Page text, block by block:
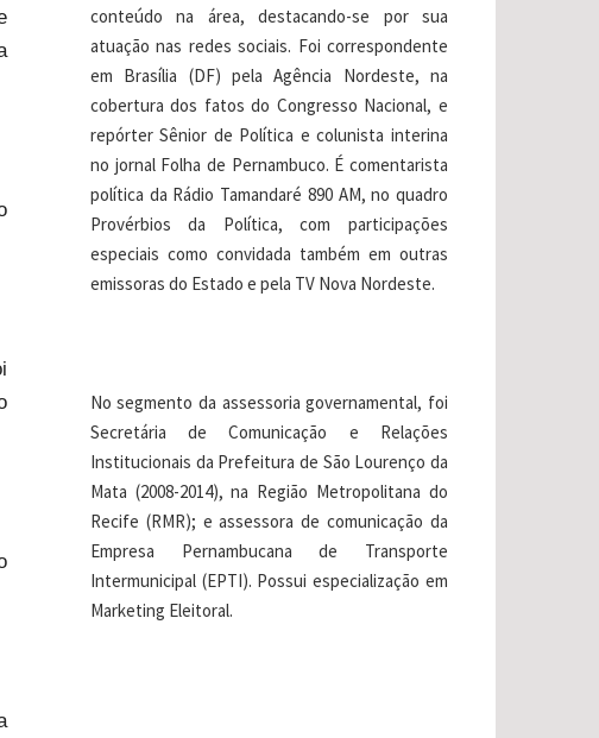
conteúdo na área, destacando-se por sua
atuação nas redes sociais. Foi correspondente
em Brasília (DF) pela Agência Nordeste, na
cobertura dos fatos do Congresso Nacional, e
repórter Sênior de Política e colunista interina
no jornal Folha de Pernambuco. É comentarista
política da Rádio Tamandaré 890 AM, no quadro
Provérbios da Política, com participações
especiais como convidada também em outras
emissoras do Estado e pela TV Nova Nordeste.
No segmento da assessoria governamental, foi
Secretária de Comunicação e Relações
Institucionais da Prefeitura de São Lourenço da
Mata (2008-2014), na Região Metropolitana do
Recife (RMR); e assessora de comunicação da
Empresa Pernambucana de Transporte
Intermunicipal (EPTI). Possui especialização em
Marketing Eleitoral.